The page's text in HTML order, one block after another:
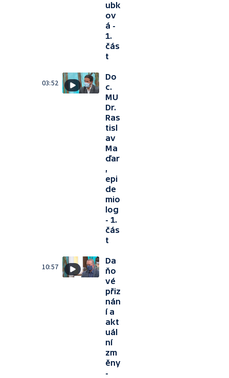
ubk
ov
á -
1.
čás
t
03:52
Do
c.
MU
Dr.
Ras
tisl
av
Ma
ďar
,
epi
de
mio
log
- 1.
čás
t
10:57
Da
ňo
vé
přiz
nán
í a
akt
uál
ní
zm
ěny
-